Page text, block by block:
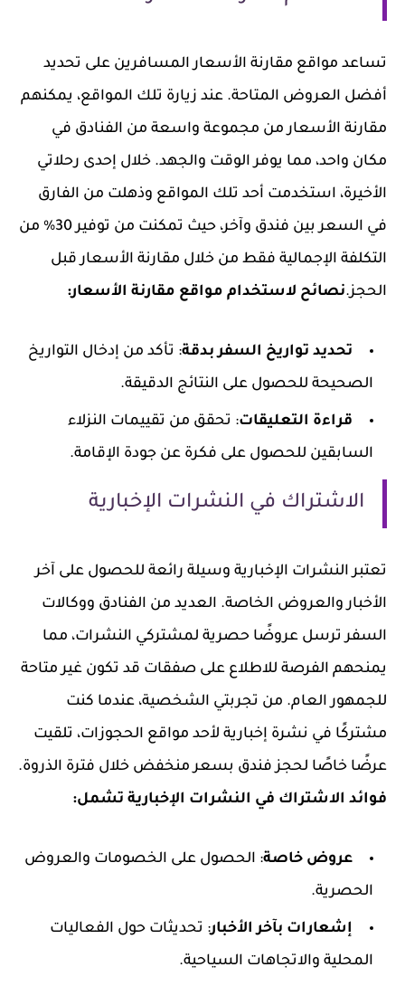
تساعد مواقع مقارنة الأسعار المسافرين على تحديد
أفضل العروض المتاحة. عند زيارة تلك المواقع، يمكنهم
مقارنة الأسعار من مجموعة واسعة من الفنادق في
مكان واحد، مما يوفر الوقت والجهد. خلال إحدى رحلاتي
الأخيرة، استخدمت أحد تلك المواقع وذهلت من الفارق
في السعر بين فندق وآخر، حيث تمكنت من توفير 30% من
التكلفة الإجمالية فقط من خلال مقارنة الأسعار قبل
الحجز.نصائح لاستخدام مواقع مقارنة الأسعار:
تحديد تواريخ السفر بدقة: تأكد من إدخال التواريخ
الصحيحة للحصول على النتائج الدقيقة.
قراءة التعليقات: تحقق من تقييمات النزلاء
السابقين للحصول على فكرة عن جودة الإقامة.
الاشتراك في النشرات الإخبارية
تعتبر النشرات الإخبارية وسيلة رائعة للحصول على آخر
الأخبار والعروض الخاصة. العديد من الفنادق ووكالات
السفر ترسل عروضًا حصرية لمشتركي النشرات، مما
يمنحهم الفرصة للاطلاع على صفقات قد تكون غير متاحة
للجمهور العام. من تجربتي الشخصية، عندما كنت
مشتركًا في نشرة إخبارية لأحد مواقع الحجوزات، تلقيت
عرضًا خاصًا لحجز فندق بسعر منخفض خلال فترة الذروة.
فوائد الاشتراك في النشرات الإخبارية تشمل:
عروض خاصة: الحصول على الخصومات والعروض
الحصرية.
إشعارات بآخر الأخبار: تحديثات حول الفعاليات
المحلية والاتجاهات السياحية.